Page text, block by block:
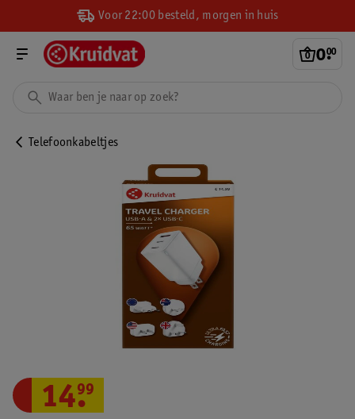
Voor 22:00 besteld, morgen in huis
0.
00
Telefoonkabeltjes
14.
99